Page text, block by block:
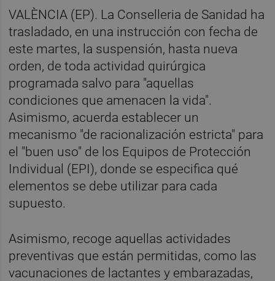
VALÈNCIA (EP). La Conselleria de Sanidad ha
trasladado, en una instrucción con fecha de
este martes, la suspensión, hasta nueva
orden, de toda actividad quirúrgica
programada salvo para "aquellas
condiciones que amenacen la vida".
Asimismo, acuerda establecer un
mecanismo "de racionalización estricta" para
el "buen uso" de los Equipos de Protección
Individual (EPI), donde se especifica qué
elementos se debe utilizar para cada
supuesto.
Asimismo, recoge aquellas actividades
preventivas que están permitidas, como las
vacunaciones de lactantes y embarazadas,